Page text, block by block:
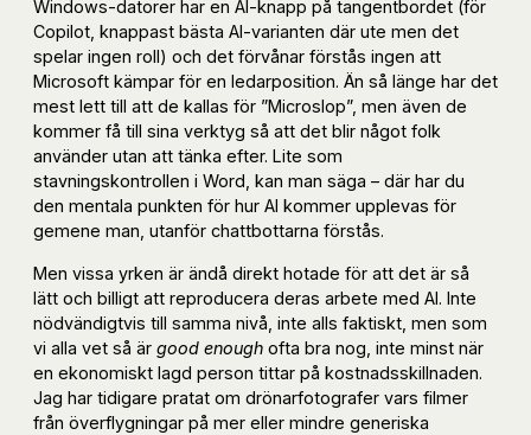
Windows-datorer har en AI-knapp på tangentbordet (för
Copilot, knappast bästa AI-varianten där ute men det
spelar ingen roll) och det förvånar förstås ingen att
Microsoft kämpar för en ledarposition. Än så länge har det
mest lett till att de kallas för ”Microslop”, men även de
kommer få till sina verktyg så att det blir något folk
använder utan att tänka efter. Lite som
stavningskontrollen i Word, kan man säga – där har du
den mentala punkten för hur AI kommer upplevas för
gemene man, utanför chattbottarna förstås.
Men vissa yrken är ändå direkt hotade för att det är så
lätt och billigt att reproducera deras arbete med AI. Inte
nödvändigtvis till samma nivå, inte alls faktiskt, men som
vi alla vet så är good enough ofta bra nog, inte minst när
en ekonomiskt lagd person tittar på kostnadsskillnaden.
Jag har tidigare pratat om drönarfotografer vars filmer
från överflygningar på mer eller mindre generiska